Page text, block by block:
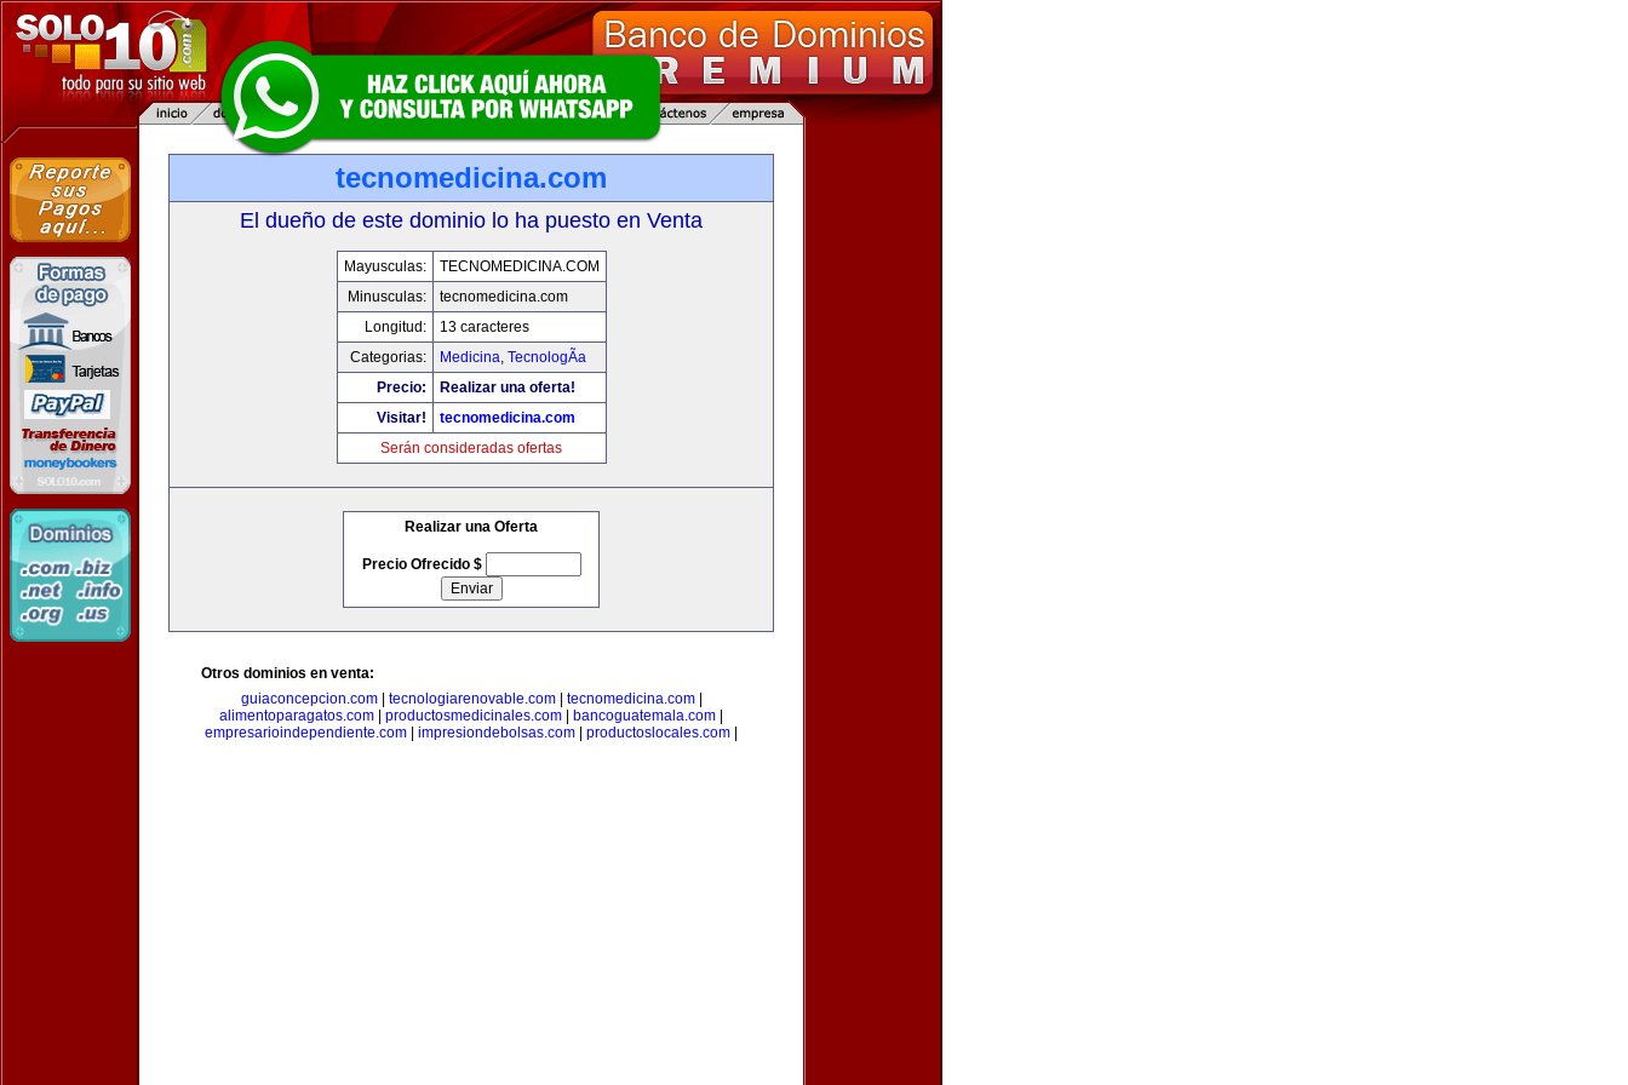
tecnomedicina.com
El dueño de este dominio lo ha puesto en Venta
Mayusculas:
TECNOMEDICINA.COM
Minusculas:
tecnomedicina.com
Longitud:
13 caracteres
Categorias:
Medicina, TecnologÃ­a
Precio:
Realizar una oferta!
Visitar!
tecnomedicina.com
Serán consideradas ofertas
Realizar una Oferta
Precio Ofrecido $
Otros dominios en venta:
guiaconcepcion.com| tecnologiarenovable.com| tecnomedicina.com|
alimentoparagatos.com
productosmedicinales.com bancoguatemala.com
empresarioindependiente.com
impresiondebolsas.com productoslocales.com